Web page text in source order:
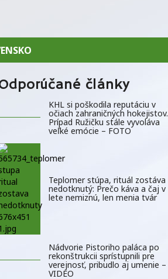
články
KHL si poškodila reputáciu v
očiach zahraničných hokejistov.
Prípad Ružičku stále vyvoláva
veľké emócie – FOTO
Teplomer stúpa, rituál zostáva
nedotknutý: Prečo káva a čaj v
lete nemiznú, len menia tvár
Nádvorie Pistoriho paláca po
rekonštrukcii sprístupnili pre
verejnosť, pribudlo aj umenie –
VIDEO